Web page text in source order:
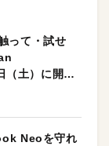
って・試せ
（土）に開催
Neoを守れ